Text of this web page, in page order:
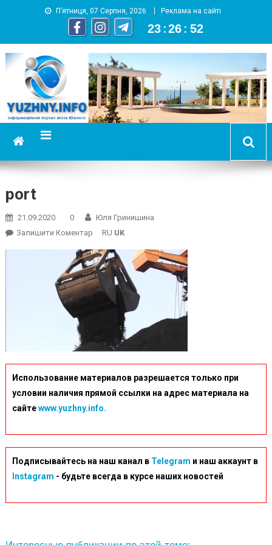
П’ятниця, 07 Серпня, 2026 Реклама на сайті
23 :26 : 53
YUZHNY.INFO
информационный портал города Южный
port
21.09.2020 0
Юля Гринишина
Залишити КоментарOn RU UK
Использование материалов разрешается только при
условии наличия прямой ссылки на адрес материала на
сайтеwww.yuzhny.info.
Подписывайтесь на наш канал в Telegram и наш аккаунт в
Instagram - будьте всегда в курсе наших новостей